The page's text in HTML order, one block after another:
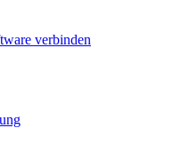
verbinden